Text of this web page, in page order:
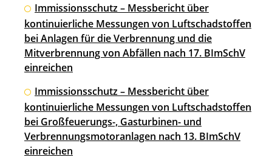
Immissionsschutz – Messbericht über
kontinuierliche Messungen von Luftschadstoffen
bei Anlagen für die Verbrennung und die
Mitverbrennung von Abfällen nach 17. BImSchV
einreichen
Immissionsschutz – Messbericht über
kontinuierliche Messungen von Luftschadstoffen
bei Großfeuerungs-, Gasturbinen- und
Verbrennungsmotoranlagen nach 13. BImSchV
einreichen